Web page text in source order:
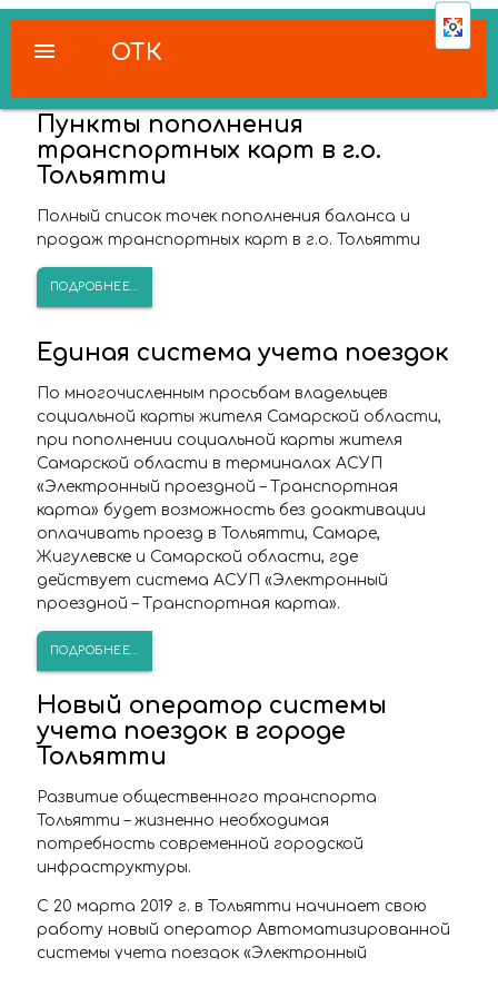
ОТК
menu
Пункты пополнения
транспортных карт в г.о.
Тольятти
Полный список точек пополнения баланса и
продаж транспортных карт в г.о. Тольятти
ПОДРОБНЕЕ...
Единая система учета поездок
По многочисленным просьбам владельцев
социальной карты жителя Самарской области,
при пополнении социальной карты жителя
Самарской области в терминалах АСУП
«Электронный проездной – Транспортная
карта» будет возможность без доактивации
оплачивать проезд в Тольятти, Самаре,
Жигулевске и Самарской области, где
действует система АСУП «Электронный
проездной – Транспортная карта».
ПОДРОБНЕЕ...
Новый оператор системы
учета поездок в городе
Тольятти
Развитие общественного транспорта
Тольятти – жизненно необходимая
потребность современной городской
инфраструктуры.
С 20 марта 2019 г. в Тольятти начинает свою
работу новый оператор Автоматизированной
системы учета поездок «Электронный